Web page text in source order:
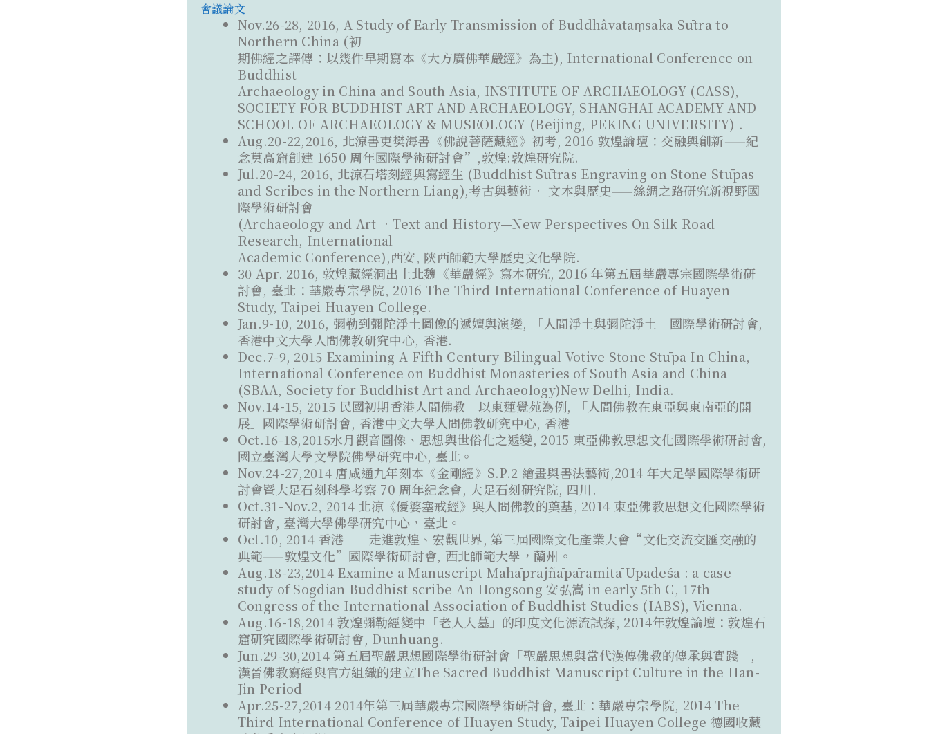
會議論文
Nov.26-28, 2016, A Study of Early Transmission of Buddhâvataṃsaka Sūtra to
Northern China (初
期佛經之譯傳：以幾件早期寫本《大方廣佛華嚴經》為主), International Conference on
Buddhist
Archaeology in China and South Asia, INSTITUTE OF ARCHAEOLOGY (CASS),
SOCIETY FOR BUDDHIST ART AND ARCHAEOLOGY, SHANGHAI ACADEMY AND
SCHOOL OF ARCHAEOLOGY & MUSEOLOGY (Beijing, PEKING UNIVERSITY) .
Aug.20-22,2016, 北涼書吏樊海書《佛說菩薩藏經》初考, 2016 敦煌論壇：交融與創新——紀
念莫高窟創建 1650 周年國際學術研討會”,敦煌:敦煌研究院.
Jul.20-24, 2016, 北涼石塔刻經與寫經生 (Buddhist Sūtras Engraving on Stone Stūpas
and Scribes in the Northern Liang),考古與藝術• 文本與歷史——絲綢之路研究新視野國
際學術研討會
(Archaeology and Art •Text and History—New Perspectives On Silk Road
Research, International
Academic Conference),西安, 陝西師範大學歷史文化學院.
30 Apr. 2016, 敦煌藏經洞出土北魏《華嚴經》寫本研究, 2016 年第五屆華嚴專宗國際學術研
討會, 臺北：華嚴專宗學院, 2016 The Third International Conference of Huayen
Study, Taipei Huayen College.
Jan.9-10, 2016, 彌勒到彌陀淨土圖像的遞嬗與演變, 「人間淨土與彌陀淨土」國際學術研討會,
香港中文大學人間佛教研究中心, 香港.
Dec.7-9, 2015 Examining A Fifth Century Bilingual Votive Stone Stūpa In China,
International Conference on Buddhist Monasteries of South Asia and China
(SBAA, Society for Buddhist Art and Archaeology)New Delhi, India.
Nov.14-15, 2015 民國初期香港人間佛教－以東蓮覺苑為例, 「人間佛教在東亞與東南亞的開
展」國際學術研討會, 香港中文大學人間佛教研究中心, 香港
Oct.16-18,2015水月觀音圖像、思想與世俗化之遞變, 2015 東亞佛教思想文化國際學術研討會,
國立臺灣大學文學院佛學研究中心, 臺北。
Nov.24-27,2014 唐咸通九年刻本《金剛經》S.P.2 繪畫與書法藝術,2014 年大足學國際學術研
討會暨大足石刻科學考察 70 周年紀念會, 大足石刻研究院, 四川.
Oct.31-Nov.2, 2014 北涼《優婆塞戒經》與人間佛教的奠基, 2014 東亞佛教思想文化國際學術
研討會, 臺灣大學佛學研究中心，臺北。
Oct.10, 2014 香港──走進敦煌、宏觀世界, 第三屆國際文化產業大會“文化交流交匯交融的
典範——敦煌文化”國際學術研討會, 西北師範大學，蘭州。
Aug.18-23,2014 Examine a Manuscript Mahāprajñāpāramitā Upadeśa : a case
study of Sogdian Buddhist scribe An Hongsong 安弘嵩 in early 5th C, 17th
Congress of the International Association of Buddhist Studies (IABS), Vienna.
Aug.16-18,2014 敦煌彌勒經變中「老人入墓」的印度文化源流試探, 2014年敦煌論壇：敦煌石
窟研究國際學術研討會, Dunhuang.
Jun.29-30,2014 第五屆聖嚴思想國際學術研討會「聖嚴思想與當代漢傳佛教的傳承與實踐」,
漢晉佛教寫經與官方組織的建立The Sacred Buddhist Manuscript Culture in the Han-
Jin Period
Apr.25-27,2014 2014年第三屆華嚴專宗國際學術研討會, 臺北：華嚴專宗學院, 2014 The
Third International Conference of Huayen Study, Taipei Huayen College 德國收藏